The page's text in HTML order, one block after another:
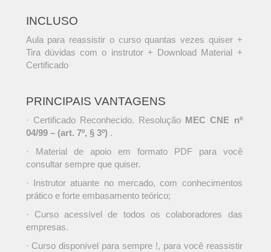
INCLUSO
Aula para reassistir o curso quantas vezes quiser +
Tira dúvidas com o instrutor + Download Material +
Certificado
PRINCIPAIS VANTAGENS
· Certificado Reconhecido. Resolução MEC CNE nº
04/99 – (art. 7º, § 3º) .
· Material de apoio em formato PDF para você
consultar sempre que quiser.
· Instrutor atuante no mercado, com conhecimentos
prático e forte embasamento teórico;
· Curso acessível de todos os colaboradores das
empresas.
· Curso disponível para sempre !, para você reassistir